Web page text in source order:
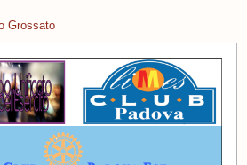
Grossato